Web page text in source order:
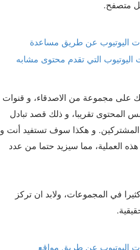
متصفح.
اليوتيوب عن طريق مساعدة
اليوتيوب التي تقدم محتوى مشابه
على مجموعة من الاصدقاء، و قنوات
المحتوى تقريبا، و ذلك قصد تبادل
المشتركين. و هكذا سوف تستفيد أنت و
العملية، مما سيزيد حتما من عدد
كثيرا في المجموعات، ولابد ان تركز
اليوتيوب عن طريق مواقع